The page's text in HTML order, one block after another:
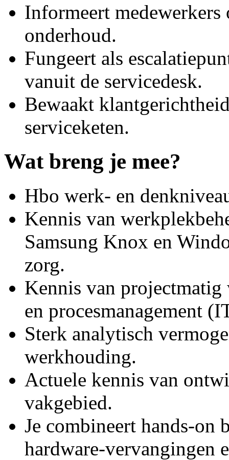
Informeert
onderhoud.
Fungeert als
vanuit de servicedesk.
Bewaakt
serviceketen.
Wat breng je mee?
Hbo werk- en
Kennis van
Samsung Knox en
zorg.
Kennis van
en procesmanagement
Sterk analytisch
werkhouding.
Actuele kennis van
vakgebied.
Je combineert hands-on
hardware-vervangingen